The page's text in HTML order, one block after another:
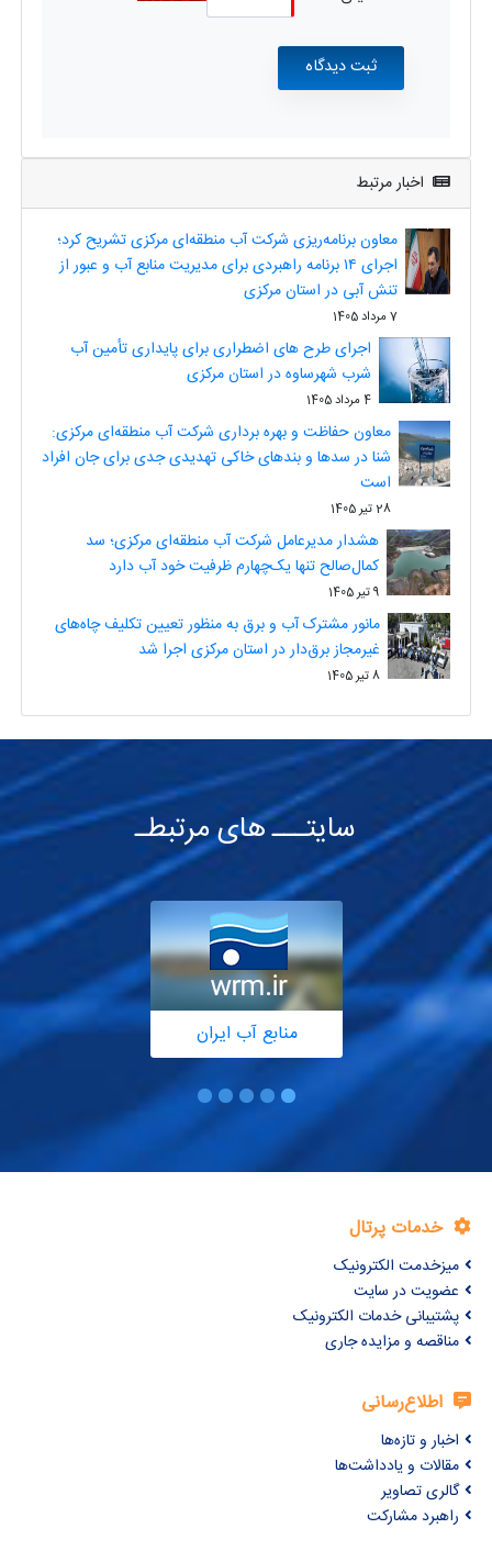
اخبار مرتبط
معاون برنامه‌ریزی شرکت آب منطقه‌ای مرکزی تشریح کرد؛
اجرای ۱۴ برنامه راهبردی برای مدیریت منابع آب و عبور از
تنش آبی در استان مرکزی
7 مرداد 1405
اجرای طرح های اضطراری برای پایداری تأمین آب
شرب شهرساوه در استان مرکزی
4 مرداد 1405
معاون حفاظت و بهره برداری شرکت آب منطقه‌ای مرکزی:
شنا در سدها و بندهای خاکی تهدیدی جدی برای جان افراد
است
28 تیر 1405
هشدار مدیرعامل شرکت آب منطقه‌ای مرکزی؛ سد
کمال‌صالح تنها یک‌چهارم ظرفیت خود آب دارد
9 تیر 1405
مانور مشترک آب و برق به منظور تعیین تکلیف چاه‌های
غیرمجاز برق‌دار در استان مرکزی اجرا شد
8 تیر 1405
سایتـــ های مرتبطـ
منابع آب ایران
خدمات پرتال
میزخدمت الکترونیک
عضویت در سایت
پشتیبانی خدمات الکترونیک
مناقصه و مزایده جاری
اطلاع‌رسانی
اخبار و تازه‌ها
مقالات و یادداشت‌ها
گالری تصاویر
راهبرد مشارکت